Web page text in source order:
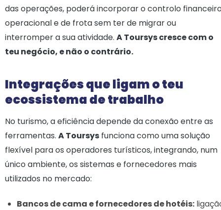
das operações, poderá incorporar o controlo
operacional e de frota sem ter de migrar ou
interromper a sua atividade. A Toursys cresce com o
teu negócio, e não o contrário.
Integrações que ligam o teu
ecossistema de trabalho
No turismo, a eficiência depende da conexão entre as
ferramentas. A Toursys funciona como uma solução
flexível para os operadores turísticos, integrando, num
único ambiente, os sistemas e fornecedores mais
utilizados no mercado:
Bancos de cama e fornecedores de hotéis: